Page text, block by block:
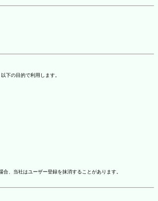
下の目的で利用します。
、当社はユーザー登録を抹消することがあります。